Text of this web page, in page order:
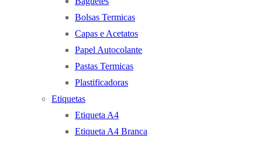
Bolsas Termicas
Capas e Acetatos
Papel Autocolante
Pastas Termicas
Plastificadoras
Etiquetas
Etiqueta A4
Etiqueta A4 Branca